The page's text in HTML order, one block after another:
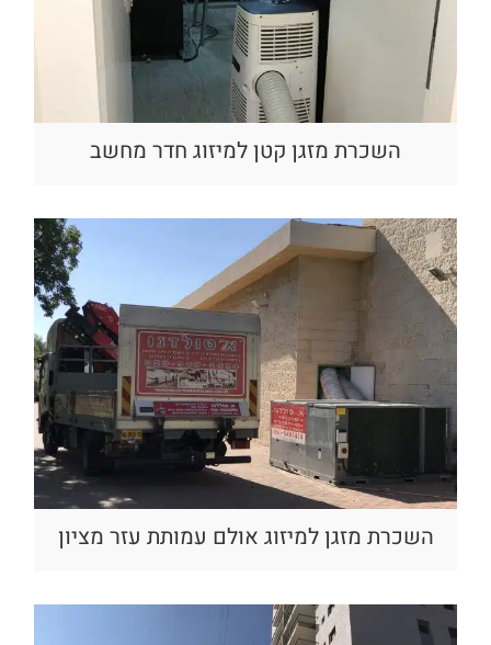
השכרת מזגן קטן למיזוג חדר מחשב
השכרת מזגן למיזוג אולם עמותת עזר מציון